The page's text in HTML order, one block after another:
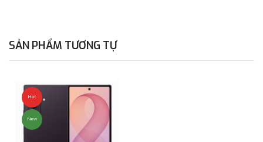
SẢN PHẨM TƯƠNG TỰ
Hot
New